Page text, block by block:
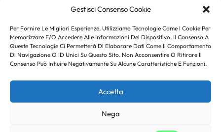
Gestisci Consenso Cookie
Per Fornire Le Migliori Esperienze, Utilizziamo Tecnologie Come I Cookie Per
Memorizzare E/o Accedere Alle Informazioni Del Dispositivo. Il Consenso A
Queste Tecnologie Ci Permetterà Di Elaborare Dati Come Il Comportamento
Di Navigazione O ID Unici Su Questo Sito. Non Acconsentire O Ritirare Il
Consenso Può Influire Negativamente Su Alcune Caratteristiche E Funzioni.
Accetta
Nega